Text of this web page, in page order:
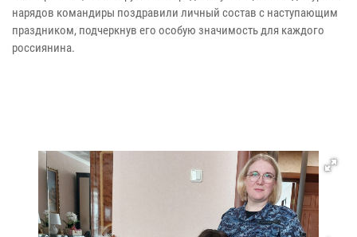
нарядов командиры поздравили личный состав с наступающим
праздником, подчеркнув его особую значимость для каждого
россиянина.